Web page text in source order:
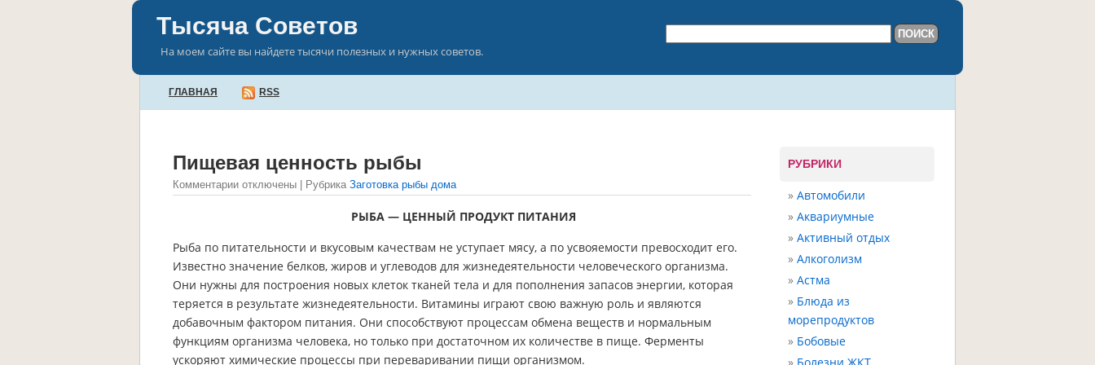
Тысяча Советов
На моем сайте вы найдете тысячи полезных и нужных советов.
ГЛАВНАЯ RSS
Пищевая ценность рыбы
Комментарии отключены | Рубрика Заготовка рыбы дома
РЫБА — ЦЕННЫЙ ПРОДУКТ ПИТАНИЯ
Рыба по питательности и вкусовым качествам не уступает мясу, а по усвояемости превосходит его.
Известно значение белков, жиров и углеводов для жизнедеятельности человеческого организма.
Они нужны для построения новых клеток тканей тела и для пополнения запасов энергии, которая
теряется в результате жизнедеятельности. Витамины играют свою важную роль и являются
добавочным фактором питания. Они способствуют процессам обмена веществ и нормальным
функциям организма человека, но только при достаточном их количестве в пище. Ферменты
ускоряют химические процессы при переваривании пищи организмом.
РУБРИКИ
Автомобили
Аквариумные
Активный отдых
Алкоголизм
Астма
Блюда из
морепродуктов
Бобовые